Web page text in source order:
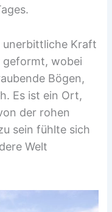
unerbittliche Kraft
geformt, wobei
Bögen,
Es ist ein Ort,
der rohen
sein fühlte sich
Welt